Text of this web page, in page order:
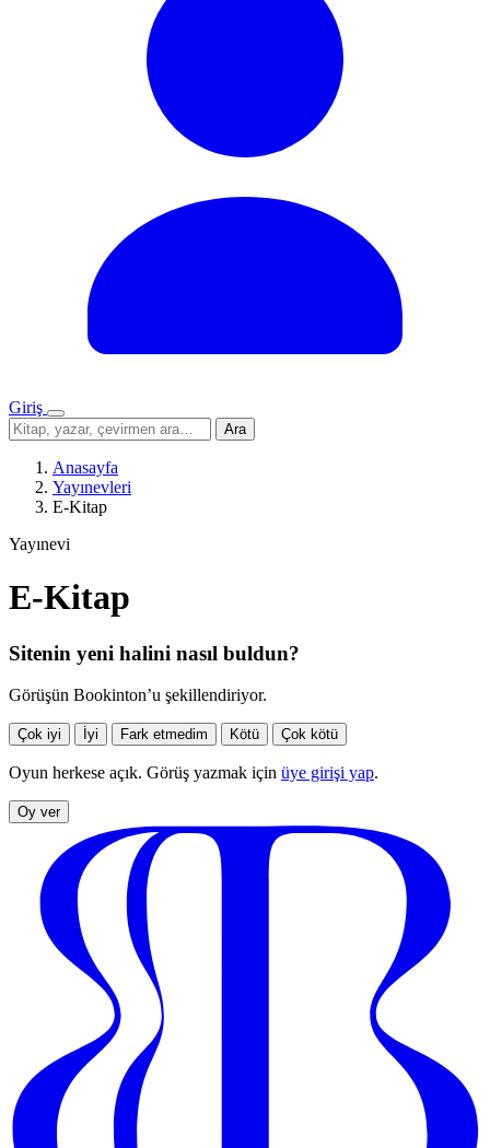
Giriş
Menü
Sitede
ara
Ara
Anasayfa
Yayınevleri
E-Kitap
Yayınevi
E-Kitap
Sitenin yeni halini nasıl buldun?
Görüşün Bookinton’u şekillendiriyor.
Çok iyi İyi Fark etmedim Kötü Çok kötü
Oyun herkese açık. Görüş yazmak için üye girişi yap.
Oy ver